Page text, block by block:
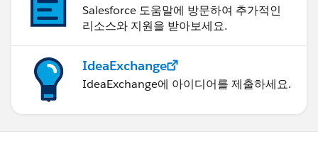
Salesforce 도움말에 방문하여 추가적인
리소스와 지원을 받아보세요.
IdeaExchange
IdeaExchange에 아이디어를 제출하세요.